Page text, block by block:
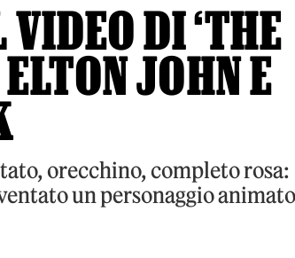
DI ‘THE
JOHN E
orecchino, completo rosa:
un personaggio animato